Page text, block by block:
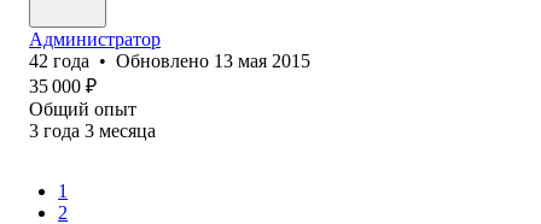
Администратор
42 года • Обновлено 13 мая 2015
35 000 ₽
Общий опыт
3 года 3 месяца
1
2